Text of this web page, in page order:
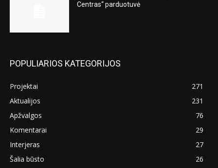
Centras“ parduotuvė
POPULIARIOS KATEGORIJOS
Projektai
271
Aktualijos
231
Apžvalgos
76
Komentarai
29
Interjeras
27
Šalia būsto
26